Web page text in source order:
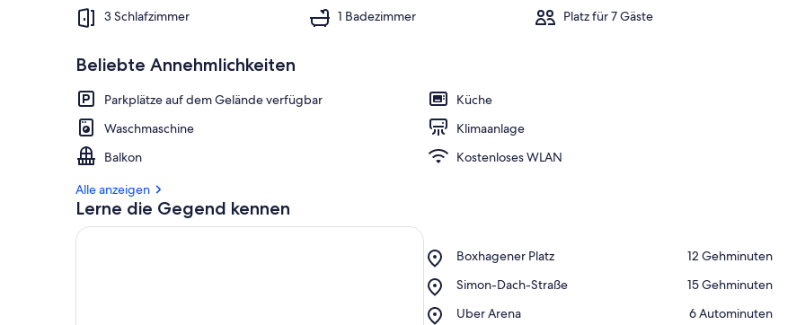
3 Schlafzimmer 1 Badezimmer Platz für 7 Gäste
Beliebte Annehmlichkeiten
Parkplätze auf dem Gelände verfügbar
Küche
Waschmaschine
Klimaanlage
Balkon
Kostenloses WLAN
Alle anzeigen
Lerne die Gegend kennen
Boxhagener Platz
Place,
Platz
‪12 Gehminuten‬
Simon-Dach-Straße
Place,
Dach-
‪15 Gehminuten‬
Uber Arena
Place,
‪6 Autominuten‬